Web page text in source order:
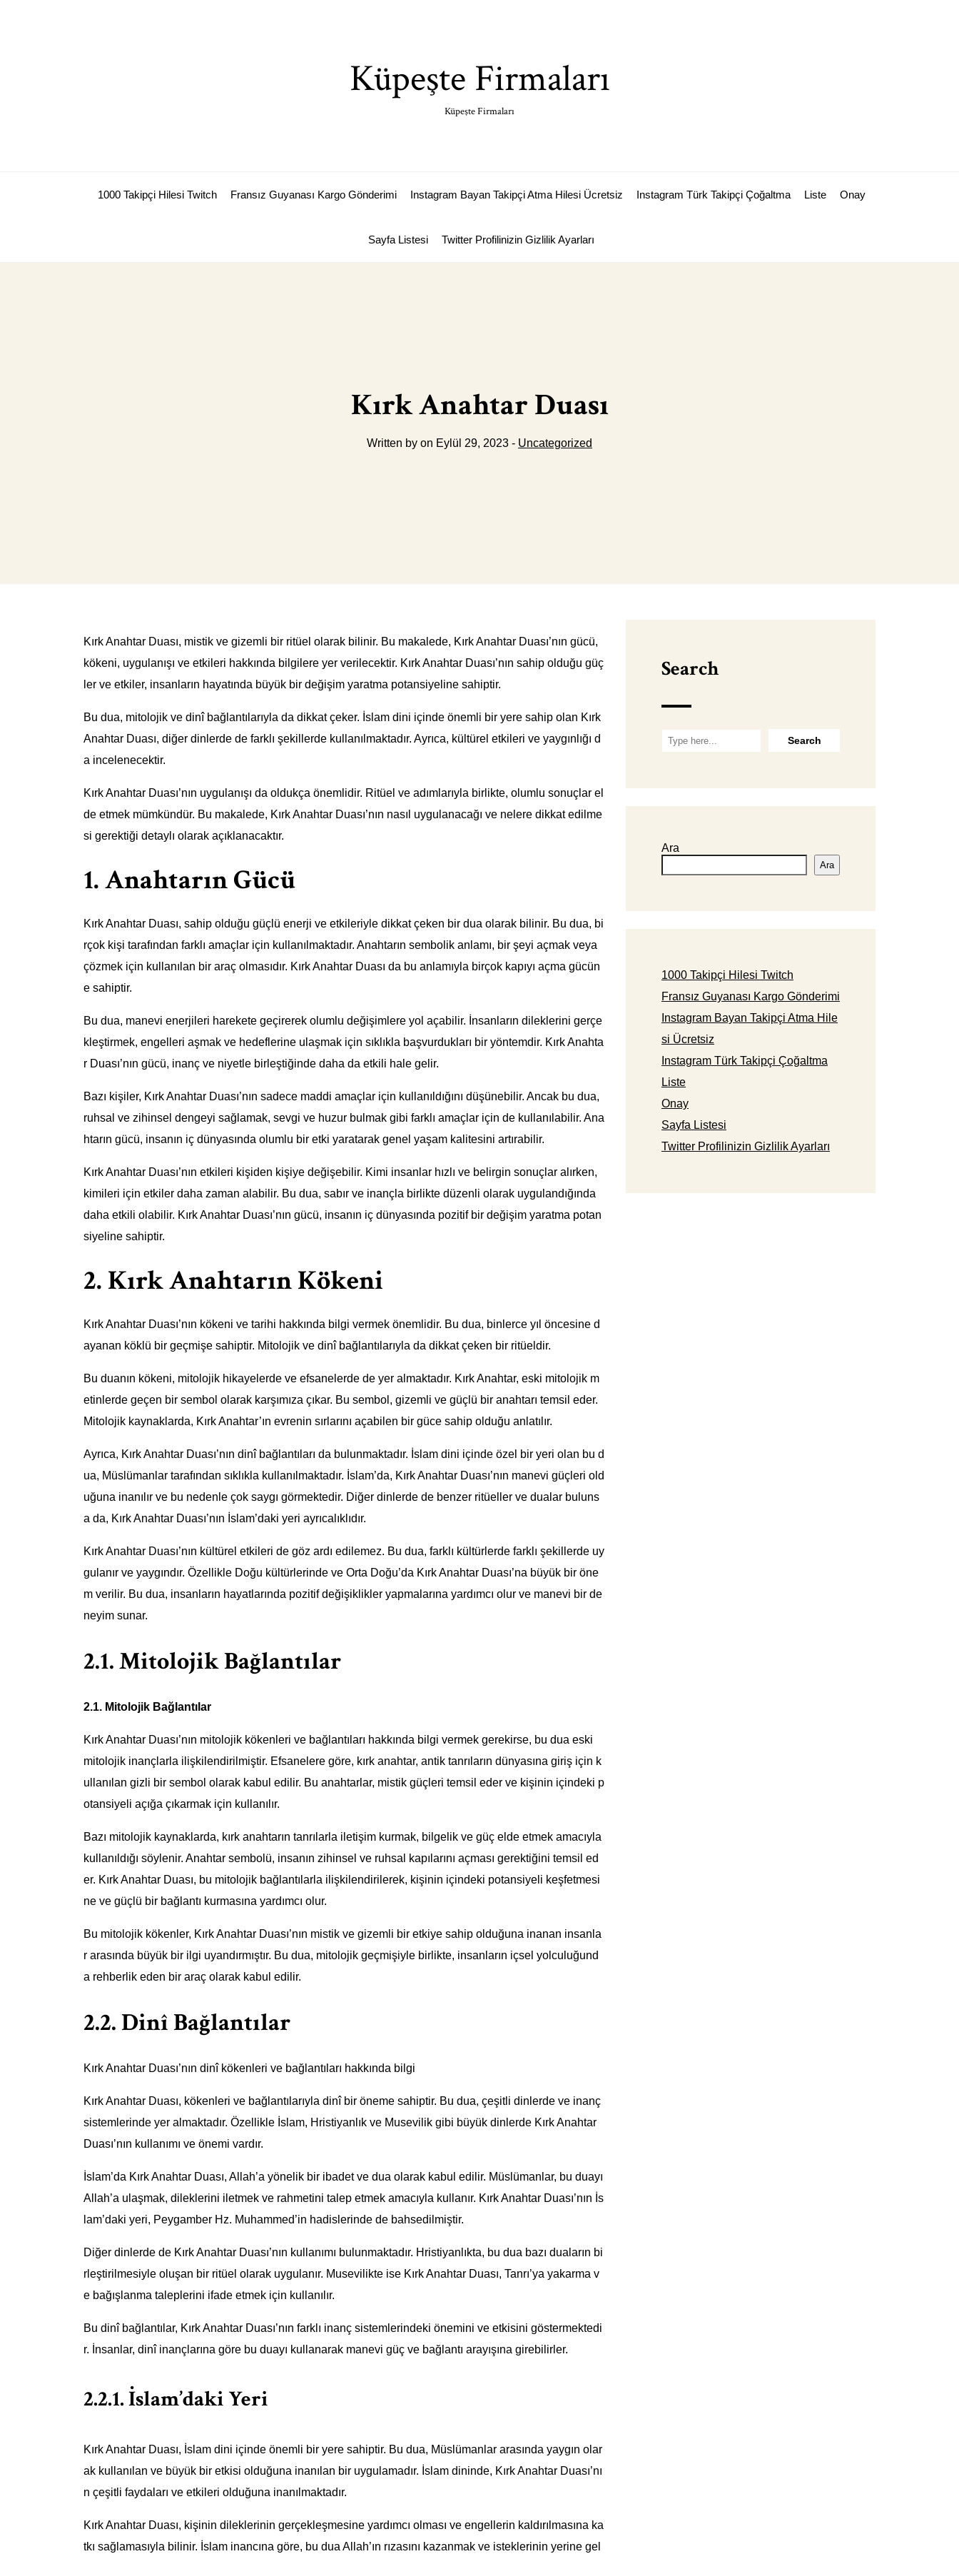
Küpeşte Firmaları
Küpeşte Firmaları
1000 Takipçi Hilesi Twitch Fransız Guyanası Kargo Gönderimi Instagram Bayan Takipçi Atma Hilesi Ücretsiz Instagram Türk Takipçi Çoğaltma Liste Onay
Sayfa Listesi Twitter Profilinizin Gizlilik Ayarları
Kırk Anahtar Duası
Written by on Eylül 29, 2023 - Uncategorized
Kırk Anahtar Duası, mistik ve gizemli bir ritüel olarak bilinir. Bu makalede, Kırk Anahtar Duası’nın gücü,
kökeni, uygulanışı ve etkileri hakkında bilgilere yer verilecektir. Kırk Anahtar Duası’nın sahip olduğu güç
ler ve etkiler, insanların hayatında büyük bir değişim yaratma potansiyeline sahiptir.
Bu dua, mitolojik ve dinî bağlantılarıyla da dikkat çeker. İslam dini içinde önemli bir yere sahip olan Kırk
Anahtar Duası, diğer dinlerde de farklı şekillerde kullanılmaktadır. Ayrıca, kültürel etkileri ve yaygınlığı d
a incelenecektir.
Kırk Anahtar Duası’nın uygulanışı da oldukça önemlidir. Ritüel ve adımlarıyla birlikte, olumlu sonuçlar el
de etmek mümkündür. Bu makalede, Kırk Anahtar Duası’nın nasıl uygulanacağı ve nelere dikkat edilme
si gerektiği detaylı olarak açıklanacaktır.
1. Anahtarın Gücü
Kırk Anahtar Duası, sahip olduğu güçlü enerji ve etkileriyle dikkat çeken bir dua olarak bilinir. Bu dua, bi
rçok kişi tarafından farklı amaçlar için kullanılmaktadır. Anahtarın sembolik anlamı, bir şeyi açmak veya
çözmek için kullanılan bir araç olmasıdır. Kırk Anahtar Duası da bu anlamıyla birçok kapıyı açma gücün
e sahiptir.
Bu dua, manevi enerjileri harekete geçirerek olumlu değişimlere yol açabilir. İnsanların dileklerini gerçe
kleştirmek, engelleri aşmak ve hedeflerine ulaşmak için sıklıkla başvurdukları bir yöntemdir. Kırk Anahta
r Duası’nın gücü, inanç ve niyetle birleştiğinde daha da etkili hale gelir.
Bazı kişiler, Kırk Anahtar Duası’nın sadece maddi amaçlar için kullanıldığını düşünebilir. Ancak bu dua,
ruhsal ve zihinsel dengeyi sağlamak, sevgi ve huzur bulmak gibi farklı amaçlar için de kullanılabilir. Ana
htarın gücü, insanın iç dünyasında olumlu bir etki yaratarak genel yaşam kalitesini artırabilir.
Kırk Anahtar Duası’nın etkileri kişiden kişiye değişebilir. Kimi insanlar hızlı ve belirgin sonuçlar alırken,
kimileri için etkiler daha zaman alabilir. Bu dua, sabır ve inançla birlikte düzenli olarak uygulandığında
daha etkili olabilir. Kırk Anahtar Duası’nın gücü, insanın iç dünyasında pozitif bir değişim yaratma potan
siyeline sahiptir.
2. Kırk Anahtarın Kökeni
Kırk Anahtar Duası’nın kökeni ve tarihi hakkında bilgi vermek önemlidir. Bu dua, binlerce yıl öncesine d
ayanan köklü bir geçmişe sahiptir. Mitolojik ve dinî bağlantılarıyla da dikkat çeken bir ritüeldir.
Bu duanın kökeni, mitolojik hikayelerde ve efsanelerde de yer almaktadır. Kırk Anahtar, eski mitolojik m
etinlerde geçen bir sembol olarak karşımıza çıkar. Bu sembol, gizemli ve güçlü bir anahtarı temsil eder.
Mitolojik kaynaklarda, Kırk Anahtar’ın evrenin sırlarını açabilen bir güce sahip olduğu anlatılır.
Ayrıca, Kırk Anahtar Duası’nın dinî bağlantıları da bulunmaktadır. İslam dini içinde özel bir yeri olan bu d
ua, Müslümanlar tarafından sıklıkla kullanılmaktadır. İslam’da, Kırk Anahtar Duası’nın manevi güçleri old
uğuna inanılır ve bu nedenle çok saygı görmektedir. Diğer dinlerde de benzer ritüeller ve dualar buluns
a da, Kırk Anahtar Duası’nın İslam’daki yeri ayrıcalıklıdır.
Kırk Anahtar Duası’nın kültürel etkileri de göz ardı edilemez. Bu dua, farklı kültürlerde farklı şekillerde uy
gulanır ve yaygındır. Özellikle Doğu kültürlerinde ve Orta Doğu’da Kırk Anahtar Duası’na büyük bir öne
m verilir. Bu dua, insanların hayatlarında pozitif değişiklikler yapmalarına yardımcı olur ve manevi bir de
neyim sunar.
2.1. Mitolojik Bağlantılar
2.1. Mitolojik Bağlantılar
Kırk Anahtar Duası’nın mitolojik kökenleri ve bağlantıları hakkında bilgi vermek gerekirse, bu dua eski
mitolojik inançlarla ilişkilendirilmiştir. Efsanelere göre, kırk anahtar, antik tanrıların dünyasına giriş için k
ullanılan gizli bir sembol olarak kabul edilir. Bu anahtarlar, mistik güçleri temsil eder ve kişinin içindeki p
otansiyeli açığa çıkarmak için kullanılır.
Bazı mitolojik kaynaklarda, kırk anahtarın tanrılarla iletişim kurmak, bilgelik ve güç elde etmek amacıyla
kullanıldığı söylenir. Anahtar sembolü, insanın zihinsel ve ruhsal kapılarını açması gerektiğini temsil ed
er. Kırk Anahtar Duası, bu mitolojik bağlantılarla ilişkilendirilerek, kişinin içindeki potansiyeli keşfetmesi
ne ve güçlü bir bağlantı kurmasına yardımcı olur.
Bu mitolojik kökenler, Kırk Anahtar Duası’nın mistik ve gizemli bir etkiye sahip olduğuna inanan insanla
r arasında büyük bir ilgi uyandırmıştır. Bu dua, mitolojik geçmişiyle birlikte, insanların içsel yolculuğund
a rehberlik eden bir araç olarak kabul edilir.
2.2. Dinî Bağlantılar
Kırk Anahtar Duası’nın dinî kökenleri ve bağlantıları hakkında bilgi
Kırk Anahtar Duası, kökenleri ve bağlantılarıyla dinî bir öneme sahiptir. Bu dua, çeşitli dinlerde ve inanç
sistemlerinde yer almaktadır. Özellikle İslam, Hristiyanlık ve Musevilik gibi büyük dinlerde Kırk Anahtar
Duası’nın kullanımı ve önemi vardır.
İslam’da Kırk Anahtar Duası, Allah’a yönelik bir ibadet ve dua olarak kabul edilir. Müslümanlar, bu duayı
Allah’a ulaşmak, dileklerini iletmek ve rahmetini talep etmek amacıyla kullanır. Kırk Anahtar Duası’nın İs
lam’daki yeri, Peygamber Hz. Muhammed’in hadislerinde de bahsedilmiştir.
Diğer dinlerde de Kırk Anahtar Duası’nın kullanımı bulunmaktadır. Hristiyanlıkta, bu dua bazı duaların bi
rleştirilmesiyle oluşan bir ritüel olarak uygulanır. Musevilikte ise Kırk Anahtar Duası, Tanrı’ya yakarma v
e bağışlanma taleplerini ifade etmek için kullanılır.
Bu dinî bağlantılar, Kırk Anahtar Duası’nın farklı inanç sistemlerindeki önemini ve etkisini göstermektedi
r. İnsanlar, dinî inançlarına göre bu duayı kullanarak manevi güç ve bağlantı arayışına girebilirler.
2.2.1. İslam’daki Yeri
Kırk Anahtar Duası, İslam dini içinde önemli bir yere sahiptir. Bu dua, Müslümanlar arasında yaygın olar
ak kullanılan ve büyük bir etkisi olduğuna inanılan bir uygulamadır. İslam dininde, Kırk Anahtar Duası’nı
n çeşitli faydaları ve etkileri olduğuna inanılmaktadır.
Kırk Anahtar Duası, kişinin dileklerinin gerçekleşmesine yardımcı olması ve engellerin kaldırılmasına ka
tkı sağlamasıyla bilinir. İslam inancına göre, bu dua Allah’ın rızasını kazanmak ve isteklerinin yerine gel
Search
Ara
Ara
1000 Takipçi Hilesi Twitch
Fransız Guyanası Kargo Gönderimi
Instagram Bayan Takipçi Atma Hile
si Ücretsiz
Instagram Türk Takipçi Çoğaltma
Liste
Onay
Sayfa Listesi
Twitter Profilinizin Gizlilik Ayarları